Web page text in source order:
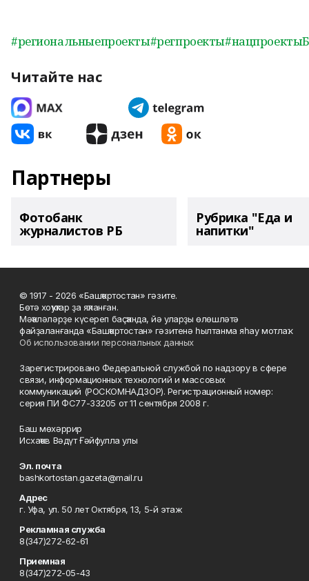
#региональныепроекты#регпроекты
Читайте нас
Партнеры
Фотобанк
журналистов РБ
Рубрика "Еда и
напитки"
© 1917 - 2026 «Башҡортостан» гәзите.
Бөтә хоҡуҡтар ҙа яҡланған.
Мәҡәләләрҙе күсереп баҫҡанда, йә уларҙы өлөшләтә
файҙаланғанда «Башҡортостан» гәзитенә һылтанма яһау мотлаҡ.
Об использовании персональных данных
Зарегистрировано Федеральной службой по надзору в сфере
связи, информационных технологий и массовых
коммуникаций (РОСКОМНАДЗОР). Регистрационный номер:
серия ПИ ФС77-33205 от 11 сентября 2008 г.
Баш мөхәррир
Исхаҡов Вәдүт Ғәйфулла улы
Эл. почта
bashkortostan.gazeta@mail.ru
Адрес
г. Уфа, ул. 50 лет Октября, 13, 5-й этаж
Рекламная служба
8(347)272-62-61
Приемная
8(347)272-05-43